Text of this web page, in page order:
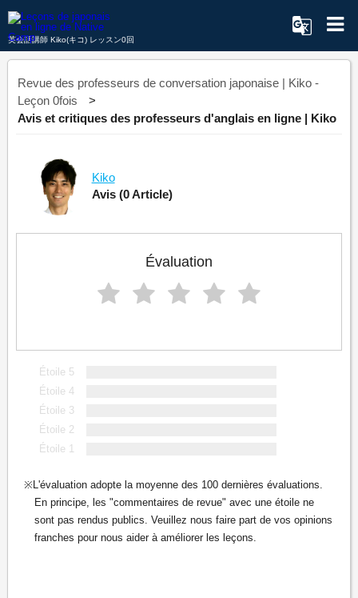
英会話講師 Kiko(キコ) レッスン0回
Revue des professeurs de conversation japonaise | Kiko -
Leçon 0fois
Avis et critiques des professeurs d'anglais en ligne | Kiko
Kiko
Avis (0 Article)
Évaluation
Étoile 5
Étoile 4
Étoile 3
Étoile 2
Étoile 1
L'évaluation adopte la moyenne des 100 dernières évaluations.
En principe, les "commentaires de revue" avec une étoile ne
sont pas rendus publics. Veuillez nous faire part de vos opinions
franches pour nous aider à améliorer les leçons.